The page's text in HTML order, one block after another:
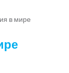
в мире